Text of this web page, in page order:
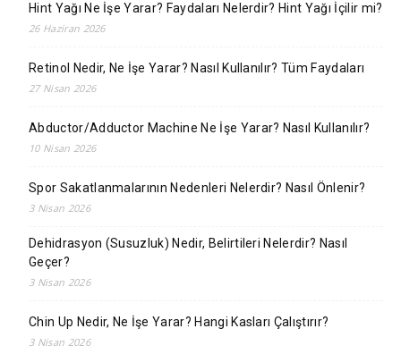
Hint Yağı Ne İşe Yarar? Faydaları Nelerdir? Hint Yağı İçilir mi?
26 Haziran 2026
Retinol Nedir, Ne İşe Yarar? Nasıl Kullanılır? Tüm Faydaları
27 Nisan 2026
Abductor/Adductor Machine Ne İşe Yarar? Nasıl Kullanılır?
10 Nisan 2026
Spor Sakatlanmalarının Nedenleri Nelerdir? Nasıl Önlenir?
3 Nisan 2026
Dehidrasyon (Susuzluk) Nedir, Belirtileri Nelerdir? Nasıl
Geçer?
3 Nisan 2026
Chin Up Nedir, Ne İşe Yarar? Hangi Kasları Çalıştırır?
3 Nisan 2026